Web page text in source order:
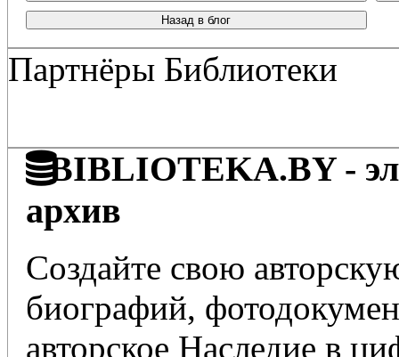
Назад в блог
Партнёры Библиотеки
BIBLIOTEKA.BY -
архив
Создайте свою
биографий,
авторское Наследие в